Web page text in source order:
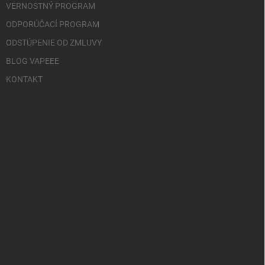
VERNOSTNÝ PROGRAM
ODPORÚČACÍ PROGRAM
ODSTÚPENIE OD ZMLUVY
BLOG VAPEEE
KONTAKT